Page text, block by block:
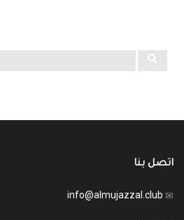
اتصل بنا
info@almujazzal.club